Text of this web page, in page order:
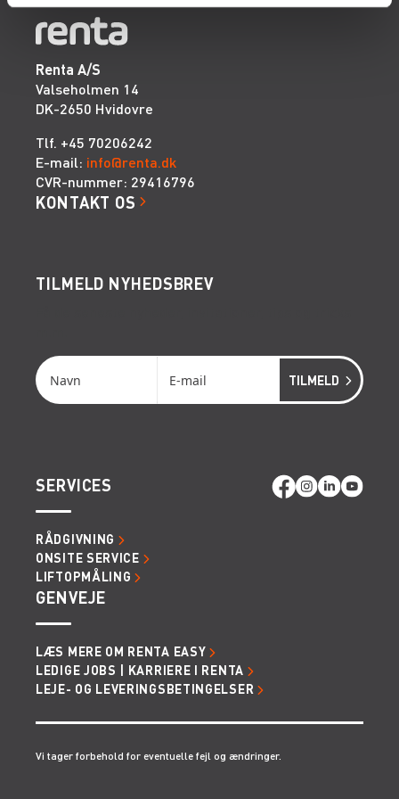
Renta A/S
Valseholmen 14
DK-2650 Hvidovre
Tlf. +45 70206242
E-mail: info@renta.dk
CVR-nummer: 29416796
KONTAKT OS
TILMELD NYHEDSBREV
SERVICES
RÅDGIVNING
ONSITE SERVICE
LIFTOPMÅLING
GENVEJE
LÆS MERE OM RENTA EASY
LEDIGE JOBS | KARRIERE I RENTA
LEJE- OG LEVERINGSBETINGELSER
Vi tager forbehold for eventuelle fejl og ændringer.